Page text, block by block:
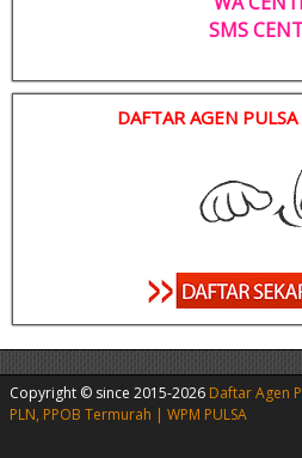
SMS
DAFTAR AGEN
Copyright © since 2015-2026 Daftar Agen
PLN, PPOB Termurah | WPM PULSA